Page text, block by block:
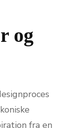
og
fra en